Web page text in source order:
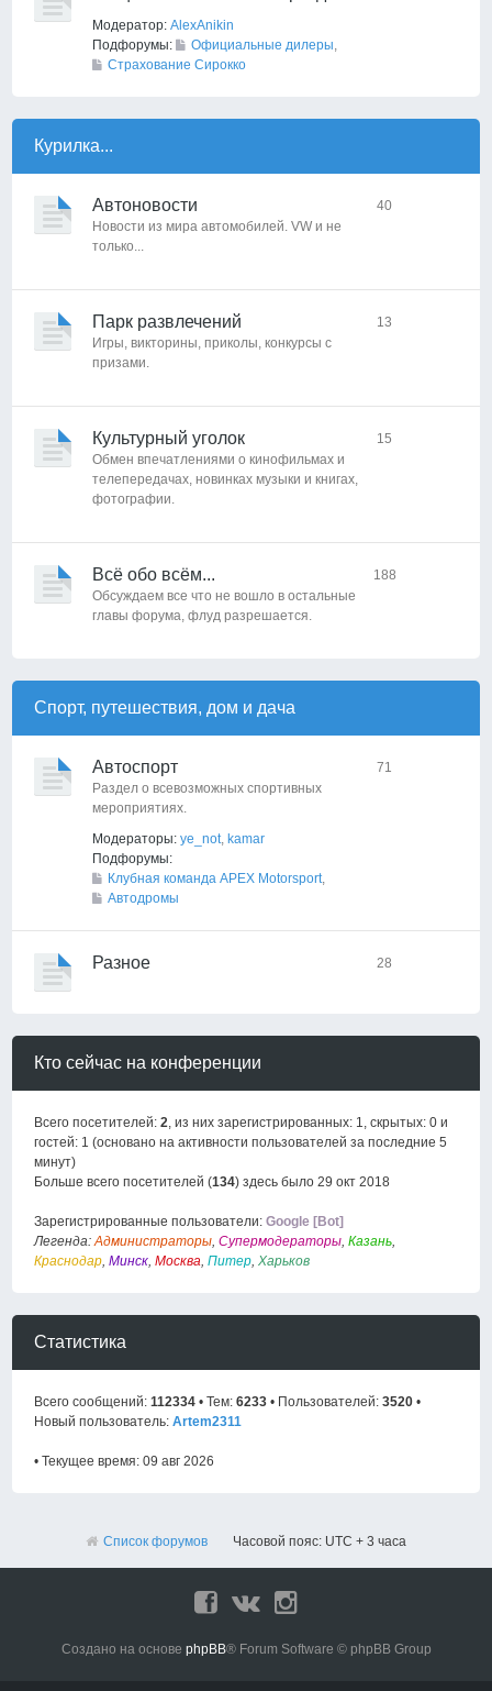
Модератор: AlexAnikin
Подфорумы:
Официальные дилеры,
Страхование Сирокко
Курилка...
Автоновости
Новости из мира автомобилей. VW и не
только...
40
Парк развлечений
Игры, викторины, приколы, конкурсы с
призами.
13
Культурный уголок
Обмен впечатлениями о кинофильмах и
телепередачах, новинках музыки и книгах,
фотографии.
15
Всё обо всём...
Обсуждаем все что не вошло в остальные
главы форума, флуд разрешается.
188
Спорт, путешествия, дом и дача
Автоспорт
Раздел о всевозможных спортивных
мероприятиях.
Модераторы: ye_not, kamar
Подфорумы:
Клубная команда APEX Motorsport,
Автодромы
71
Разное 28
Кто сейчас на конференции
Всего посетителей:2, из них зарегистрированных: 1, скрытых: 0 и
гостей: 1 (основано на активности пользователей за последние 5
минут)
Больше всего посетителей (134) здесь было 29 окт 2018
Зарегистрированные пользователи:Google [Bot]
Легенда:Администраторы,Супермодераторы,Казань,
Краснодар,Минск,Москва,Питер,Харьков
Статистика
Всего сообщений:112334 • Тем:6233 • Пользователей:3520 •
Новый пользователь:Artem2311
• Текущее время: 09 авг 2026
Список форумов Часовой пояс: UTC + 3 часа
Создано на основе phpBB® Forum Software © phpBB Group